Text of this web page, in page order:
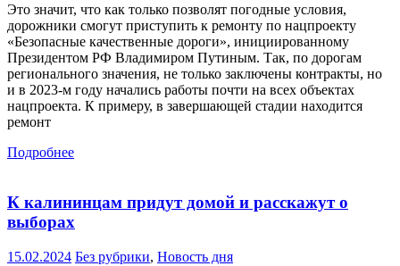
Это значит, что как только позволят погодные условия,
дорожники смогут приступить к ремонту по нацпроекту
«Безопасные качественные дороги», инициированному
Президентом РФ Владимиром Путиным. Так, по дорогам
регионального значения, не только заключены контракты, но
и в 2023-м году начались работы почти на всех объектах
нацпроекта. К примеру, в завершающей стадии находится
ремонт
Подробнее
К калининцам придут домой и расскажут о
выборах
15.02.2024 Без рубрики, Новость дня